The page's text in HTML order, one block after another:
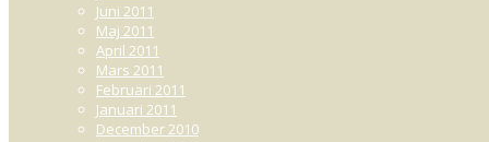
Juni 2011
Maj 2011
April 2011
Mars 2011
Februari 2011
Januari 2011
December 2010